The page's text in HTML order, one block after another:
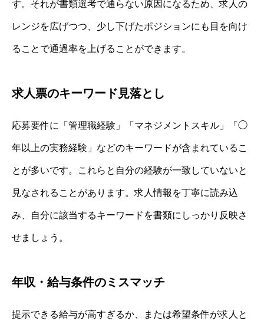
す。それが書類選考で通らない原因になるため、求人の
レンジを広げつつ、少し下げたポジションにも目を向け
ることで通過率を上げることができます。
求人票のキーワード見落とし
応募要件に「管理職経験」「マネジメントスキル」「◯
年以上の実務経験」などのキーワードが含まれているこ
とが多いです。これらと自分の経験が一致していないと
見なされることがあります。求人情報を丁寧に読み込
み、自分に該当するキーワードを書類にしっかり反映さ
せましょう。
年収・給与条件のミスマッチ
提示できる給与が高すぎるか、または希望条件が求人と